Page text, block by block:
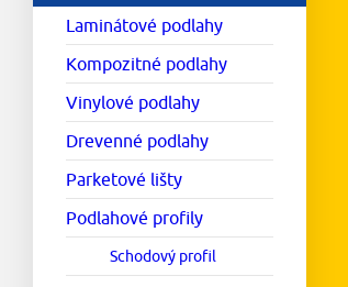
Laminátové podlahy
Kompozitné podlahy
Vinylové podlahy
Drevenné podlahy
Parketové lišty
Podlahové profily
Schodový profil